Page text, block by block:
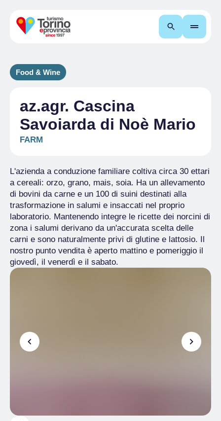
Search
Food & Wine
az.agr. Cascina
Savoiarda di Noè Mario
FARM
L'azienda a conduzione familiare coltiva circa 30 ettari
a cereali: orzo, grano, mais, soia. Ha un allevamento
di bovini da carne e un 100 di suini destinati alla
trasformazione in salumi e insaccati nel proprio
laboratorio. Mantenendo integre le ricette dei norcini di
zona i salumi derivano da un'accurata scelta delle
carni e sono naturalmente privi di glutine e lattosio. Il
nostro punto vendita è aperto mattino e pomeriggio il
giovedì, il venerdì e il sabato.